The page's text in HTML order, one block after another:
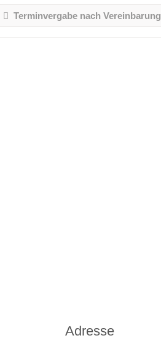
Terminvergabe nach Vereinbarung
Adresse